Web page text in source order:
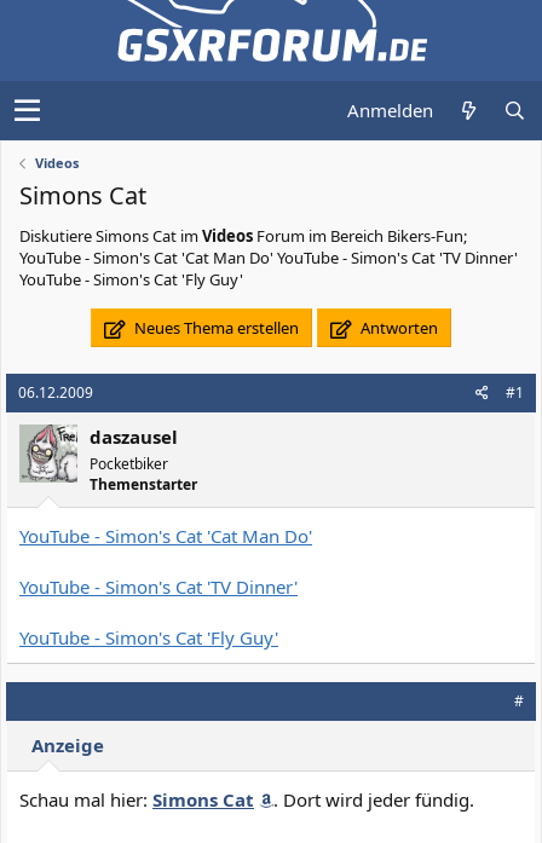
Anmelden
Videos
Simons Cat
DiskutiereSimons Cat imVideos Forum im Bereich Bikers-Fun;
YouTube - Simon's Cat 'Cat Man Do' YouTube - Simon's Cat 'TV Dinner'
YouTube - Simon's Cat 'Fly Guy'
Neues Thema erstellen Antworten
06.12.2009 #1
daszausel
Pocketbiker
Themenstarter
YouTube - Simon's Cat 'Cat Man Do'
YouTube - Simon's Cat 'TV Dinner'
YouTube - Simon's Cat 'Fly Guy'
#
Anzeige
Schau mal hier: Simons Cat . Dort wird jeder fündig.